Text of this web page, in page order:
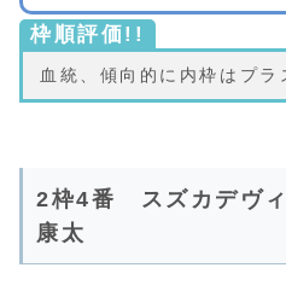
枠順評価!!
血統、傾向的に内枠はプラ
2枠4番 スズカデヴ
康太